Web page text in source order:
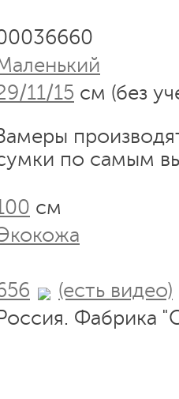
11/15 см (без
по самым
см
(есть видео)
Фабрика